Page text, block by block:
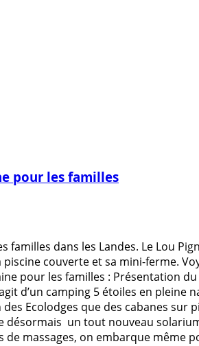
pour les familles
dans les Landes. Le Lou
couverte et sa mini-ferme.
pour les familles : Présentation
d’un camping 5 étoiles en
Ecolodges que des cabanes
désormais un tout nouveau
massages, on embarque même